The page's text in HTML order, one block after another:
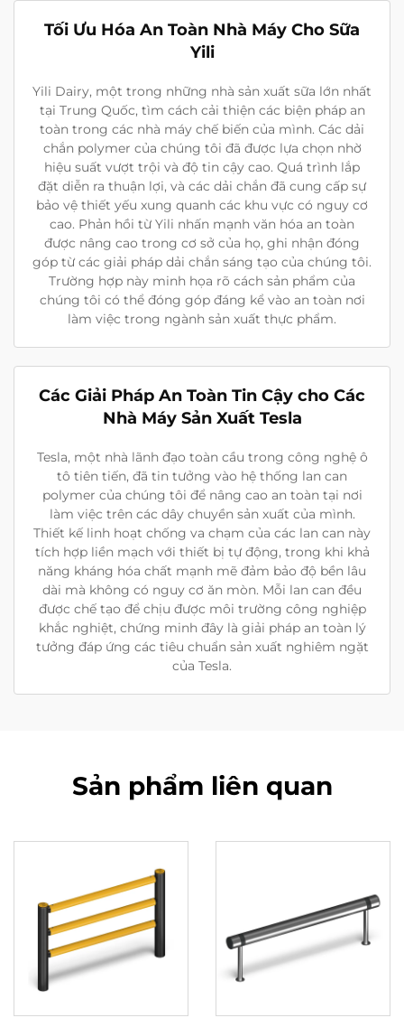
Tối Ưu Hóa An Toàn Nhà Máy Cho Sữa
Yili
Yili Dairy, một trong những nhà sản xuất sữa lớn nhất
tại Trung Quốc, tìm cách cải thiện các biện pháp an
toàn trong các nhà máy chế biến của mình. Các dải
chắn polymer của chúng tôi đã được lựa chọn nhờ
hiệu suất vượt trội và độ tin cậy cao. Quá trình lắp
đặt diễn ra thuận lợi, và các dải chắn đã cung cấp sự
bảo vệ thiết yếu xung quanh các khu vực có nguy cơ
cao. Phản hồi từ Yili nhấn mạnh văn hóa an toàn
được nâng cao trong cơ sở của họ, ghi nhận đóng
góp từ các giải pháp dải chắn sáng tạo của chúng tôi.
Trường hợp này minh họa rõ cách sản phẩm của
chúng tôi có thể đóng góp đáng kể vào an toàn nơi
làm việc trong ngành sản xuất thực phẩm.
Các Giải Pháp An Toàn Tin Cậy cho Các
Nhà Máy Sản Xuất Tesla
Tesla, một nhà lãnh đạo toàn cầu trong công nghệ ô
tô tiên tiến, đã tin tưởng vào hệ thống lan can
polymer của chúng tôi để nâng cao an toàn tại nơi
làm việc trên các dây chuyền sản xuất của mình.
Thiết kế linh hoạt chống va chạm của các lan can này
tích hợp liền mạch với thiết bị tự động, trong khi khả
năng kháng hóa chất mạnh mẽ đảm bảo độ bền lâu
dài mà không có nguy cơ ăn mòn. Mỗi lan can đều
được chế tạo để chịu được môi trường công nghiệp
khắc nghiệt, chứng minh đây là giải pháp an toàn lý
tưởng đáp ứng các tiêu chuẩn sản xuất nghiêm ngặt
của Tesla.
Sản phẩm liên quan